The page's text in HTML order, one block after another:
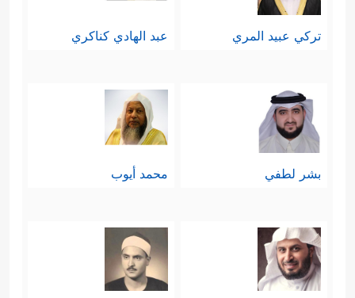
تركي عبيد المري عبد الهادي كناكري
بشر لطفي محمد أيوب